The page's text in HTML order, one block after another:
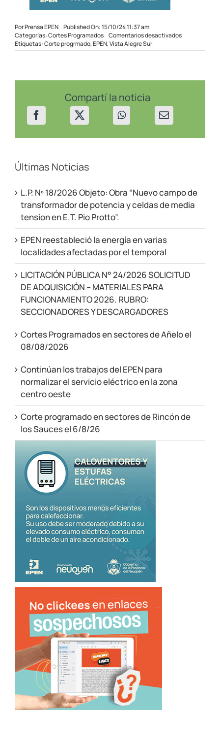
PorPrensa EPEN Published On: 15/10/24 11:37 am
Categorías:Cortes Programados Comentarios desactivadosen
Programado
Etiquetas:Corte progrmado,EPEN,Vista Alegre Sur
Compartí la noticia
Últimas Noticias
L.P. Nº 18/2026 Objeto: Obra “Nuevo campo de
transformador de potencia y celdas de media
tension en E.T. Pio Protto”.
EPEN reestableció la energía en varias
localidades afectadas por el temporal
LICITACIÓN PÚBLICA N° 24/2026 SOLICITUD
DE ADQUISICIÓN – MATERIALES PARA
FUNCIONAMIENTO 2026. RUBRO:
SECCIONADORES Y DESCARGADORES
Cortes Programados en sectores de Añelo el
08/08/2026
Continúan los trabajos del EPEN para
normalizar el servicio eléctrico en la zona
centro oeste
Corte programado en sectores de Rincón de
los Sauces el 6/8/26